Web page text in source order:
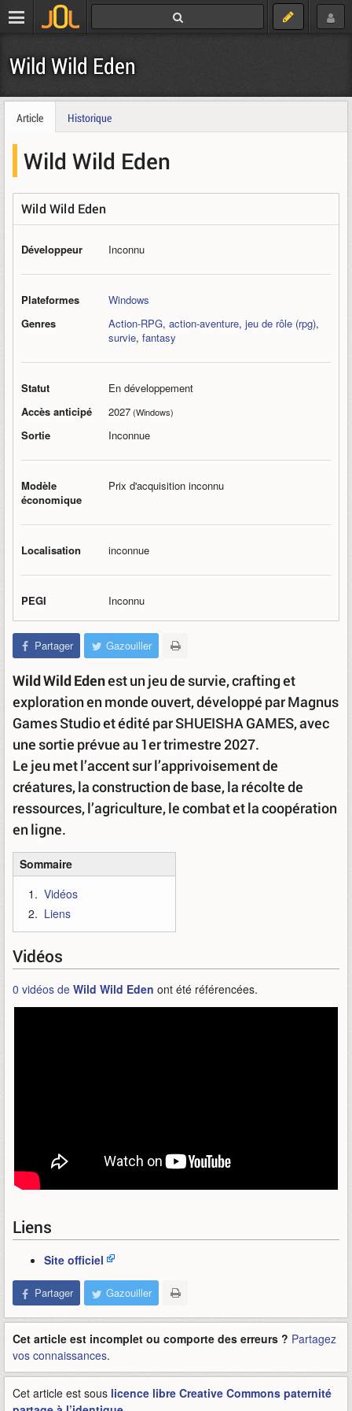
Wild Wild Eden
Article Historique
Wild Wild Eden
Wild Wild Eden
Développeur Inconnu
Plateformes
Windows
Genres
Action-RPG, action-aventure, jeu de rôle (rpg),
survie, fantasy
Statut
En développement
Accès anticipé
2027(Windows)
Sortie Inconnue
Modèle
économique
Prix d'acquisition inconnu
Localisation inconnue
PEGI Inconnu
Partager Gazouiller
Wild Wild Edenest un jeu de survie, crafting et
exploration en monde ouvert, développé par Magnus
Games Studio et édité par SHUEISHA GAMES, avec
une sortie prévue au 1er trimestre 2027.
Le jeu met l’accent sur l’apprivoisement de
créatures, la construction de base, la récolte de
ressources, l’agriculture, le combat et la coopération
en ligne.
Sommaire
Vidéos
Liens
Vidéos
0 vidéos de Wild Wild Eden ont été référencées.
Liens
Site officiel
Partager Gazouiller
Cet article est incomplet ou comporte des erreurs ? Partagez
vos connaissances.
Cet article est sous licence libre Creative Commons paternité